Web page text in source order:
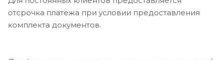
отсрочка платежа при условии предоставления
комплекта документов.